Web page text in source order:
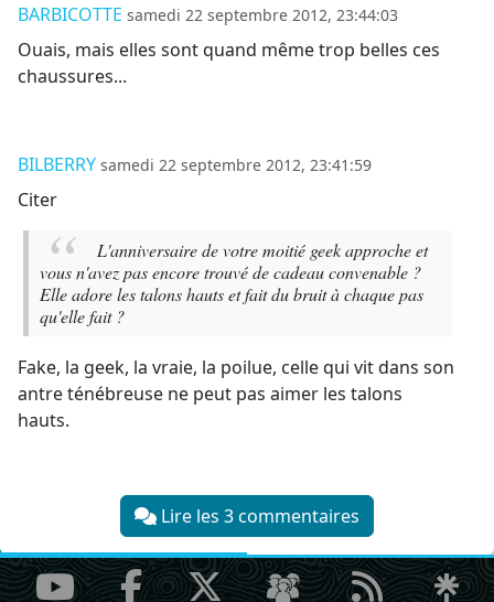
BARBICOTTE samedi 22 septembre 2012, 23:44:03
Ouais, mais elles sont quand même trop belles ces
chaussures...
BILBERRY samedi 22 septembre 2012, 23:41:59
Citer
L'anniversaire de votre moitié geek approche et
vous n'avez pas encore trouvé de cadeau convenable ?
Elle adore les talons hauts et fait du bruit à chaque pas
qu'elle fait ?
Fake, la geek, la vraie, la poilue, celle qui vit dans son
antre ténébreuse ne peut pas aimer les talons
hauts.
Lire les 3 commentaires